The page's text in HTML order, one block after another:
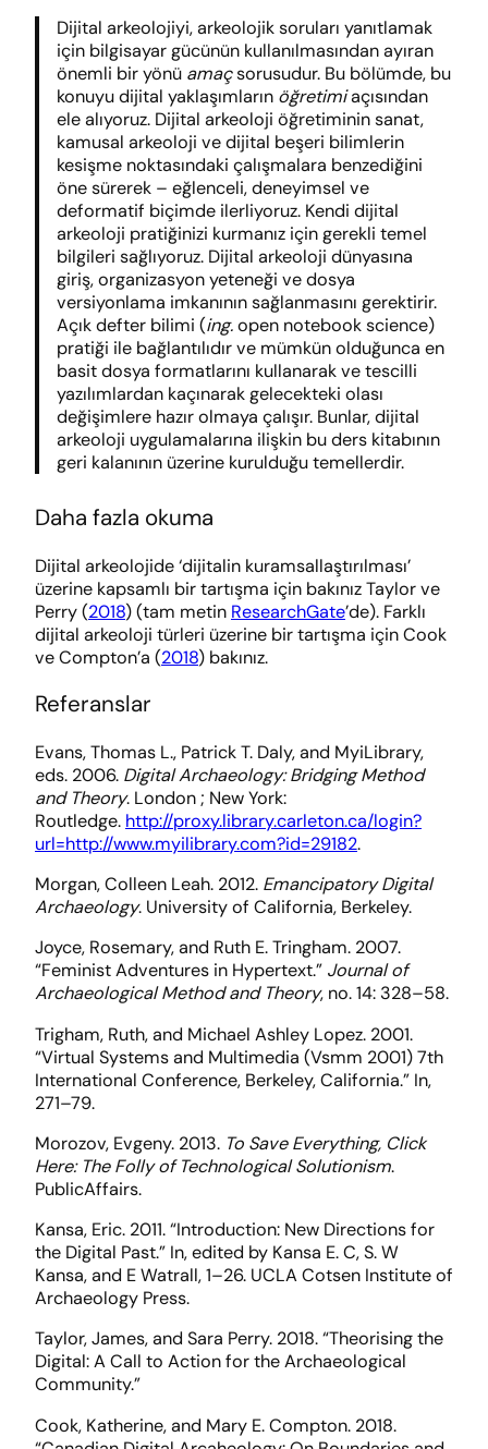
Dijital arkeolojiyi, arkeolojik soruları yanıtlamak
için bilgisayar gücünün kullanılmasından ayıran
önemli bir yönü amaçsorusudur. Bu bölümde, bu
konuyu dijital yaklaşımların öğretimiaçısından
ele alıyoruz. Dijital arkeoloji öğretiminin sanat,
kamusal arkeoloji ve dijital beşeri bilimlerin
kesişme noktasındaki çalışmalara benzediğini
öne sürerek – eğlenceli, deneyimsel ve
deformatif biçimde ilerliyoruz. Kendi dijital
arkeoloji pratiğinizi kurmanız için gerekli temel
bilgileri sağlıyoruz. Dijital arkeoloji dünyasına
giriş, organizasyon yeteneği ve dosya
versiyonlama imkanının sağlanmasını gerektirir.
Açık defter bilimi (ing.open notebook science)
pratiği ile bağlantılıdır ve mümkün olduğunca en
basit dosya formatlarını kullanarak ve tescilli
yazılımlardan kaçınarak gelecekteki olası
değişimlere hazır olmaya çalışır. Bunlar, dijital
arkeoloji uygulamalarına ilişkin bu ders kitabının
geri kalanının üzerine kurulduğu temellerdir.
Daha fazla okuma
Dijital arkeolojide ‘dijitalin kuramsallaştırılması’
üzerine kapsamlı bir tartışma için bakınız Taylor ve
Perry (2018) (tam metin ResearchGate’de). Farklı
dijital arkeoloji türleri üzerine bir tartışma için Cook
ve Compton’a (2018) bakınız.
Referanslar
Evans, Thomas L., Patrick T. Daly, and MyiLibrary,
eds. 2006. Digital Archaeology: Bridging Method
and Theory. London ; New York:
Routledge. http://proxy.library.carleton.ca/login?
url=http://www.myilibrary.com?id=29182.
Morgan, Colleen Leah. 2012. Emancipatory Digital
Archaeology. University of California, Berkeley.
Joyce, Rosemary, and Ruth E. Tringham. 2007.
“Feminist Adventures in Hypertext.” Journal of
Archaeological Method and Theory, no. 14: 328–58.
Trigham, Ruth, and Michael Ashley Lopez. 2001.
“Virtual Systems and Multimedia (Vsmm 2001) 7th
International Conference, Berkeley, California.” In,
271–79.
Morozov, Evgeny. 2013. To Save Everything, Click
Here: The Folly of Technological Solutionism.
PublicAffairs.
Kansa, Eric. 2011. “Introduction: New Directions for
the Digital Past.” In, edited by Kansa E. C, S. W
Kansa, and E Watrall, 1–26. UCLA Cotsen Institute of
Archaeology Press.
Taylor, James, and Sara Perry. 2018. “Theorising the
Digital: A Call to Action for the Archaeological
Community.”
Cook, Katherine, and Mary E. Compton. 2018.